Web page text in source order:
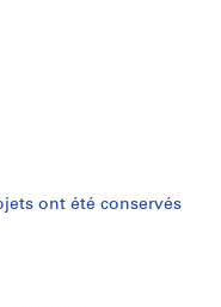
ont été conservés